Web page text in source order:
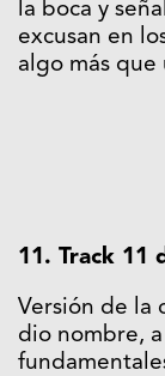
la boca y
excusan en
algo más que
11. Track 11
Versión de la
dio nombre,